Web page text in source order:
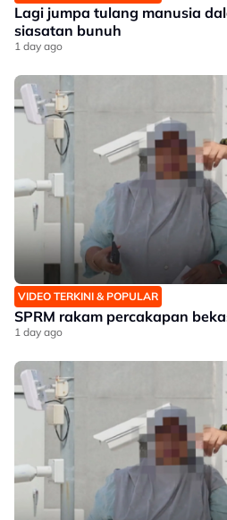
Lagi jumpa tulang manusia
siasatan bunuh
1 day ago
VIDEO TERKINI & POPULAR
SPRM rakam percakapan
1 day ago